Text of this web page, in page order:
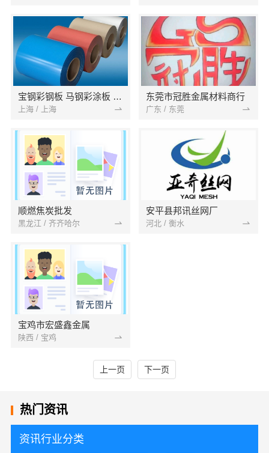
宝钢彩钢板 马钢彩涂板 镀铝锌卷板 氟碳彩钢板 烨辉彩涂卷 锌铝镁卷 光伏支架
上海 / 上海
东莞市冠胜金属材料商行
广东 / 东莞
顺燃焦炭批发
黑龙江 / 齐齐哈尔
安平县邦讯丝网厂
河北 / 衡水
宝鸡市宏盛鑫金属
陕西 / 宝鸡
上一页 下一页
热门资讯
资讯行业分类